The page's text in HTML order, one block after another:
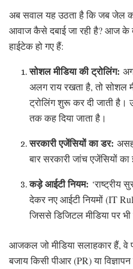
अब सवाल यह उठता है कि जब जेल
आवाज कैसे दबाई जा रही है? आज के
हाईटेक हो गए हैं:
सोशल मीडिया की ट्रोलिंग:
अलग राय रखता है, तो सोशल
ट्रोलिंग शुरू कर दी जाती है।
तक कह दिया जाता है।
सरकारी एजेंसियों का डर:
बार सरकारी जांच एजेंसियों का
कड़े आईटी नियम: ‘राष्ट्रीय
देकर नए आईटी नियमों (IT
जिससे डिजिटल मीडिया पर
आजकल जो मीडिया सलाहकार हैं,
बजाय किसी पीआर (PR) या